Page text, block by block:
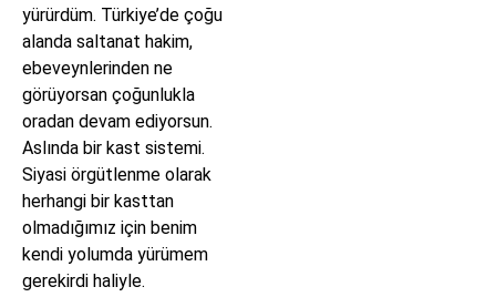
yürürdüm. Türkiye’de çoğu
alanda saltanat hakim,
ebeveynlerinden ne
görüyorsan çoğunlukla
oradan devam ediyorsun.
Aslında bir kast sistemi.
Siyasi örgütlenme olarak
herhangi bir kasttan
olmadığımız için benim
kendi yolumda yürümem
gerekirdi haliyle.